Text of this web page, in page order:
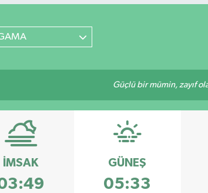
Güçlü bir mümin, zayıf
İMSAK GÜNEŞ
05:33
Haritası
ve Fikstür